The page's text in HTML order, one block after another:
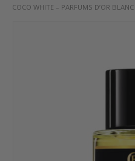
COCO WHITE – PARFUMS D’OR BLANC